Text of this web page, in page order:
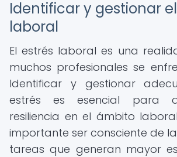
Identificar y gestionar
laboral
El estrés laboral es una
muchos profesionales se
Identificar y gestionar
estrés es esencial para
resiliencia en el ámbito
importante ser consciente de
tareas que generan mayor